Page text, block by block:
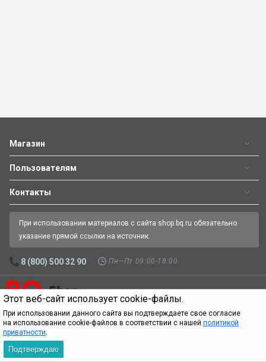
Этот веб-сайт использует cookie-файлы.
При использовании данного сайта вы подтверждаете свое согласие
на использование cookie-файлов в соответствии с нашей политикой
приватности.
Подтверждаю
Магазин
Пользователям
Контакты
При использовании материалов с сайта shop.bq.ru обязательно
указание прямой ссылки на источник.
8 (800) 500 32 90 Пн—Пт 09:00-18:00
© 2026Официальный интернет-магазин BQ. Все права защищены.